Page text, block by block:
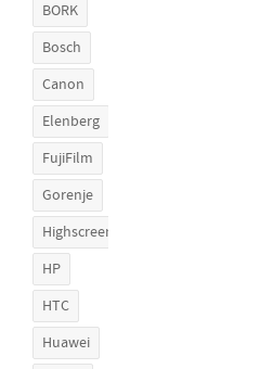
BORK
Bosch
Canon
Elenberg
FujiFilm
Gorenje
Highscreen
HP
HTC
Huawei